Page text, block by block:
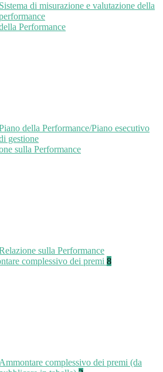
Sistema di misurazione e valutazione della
Performance
della Performance/Piano esecutivo
gestione
sulla Performance
sulla Performance
complessivo dei premi 8
Ammontare complessivo dei premi (da